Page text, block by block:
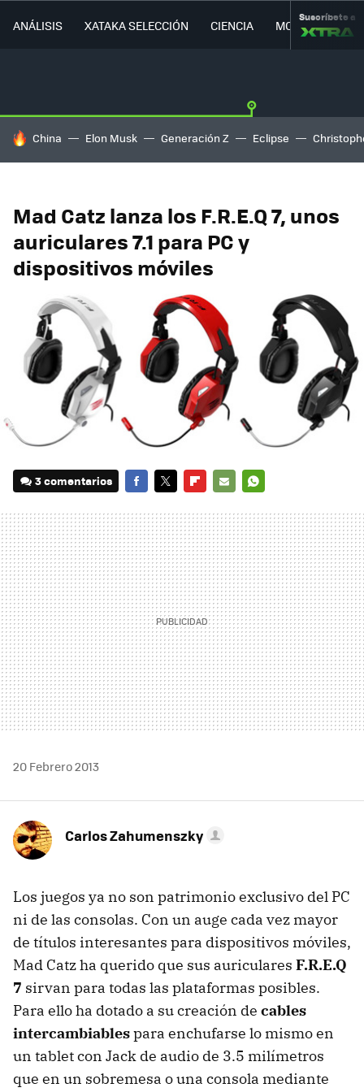
ANÁLISIS XATAKA SELECCIÓN CIENCIA MOVILIDAD
Suscríbete a
HOY SE HABLA DE
China Elon Musk Generación Z Eclipse
Mad Catz lanza los F.R.E.Q 7, unos
auriculares 7.1 para PC y
dispositivos móviles
3 comentarios
MAIL
20 Febrero 2013
Carlos Zahumenszky
Los juegos ya no son patrimonio exclusivo del PC
ni de las consolas. Con un auge cada vez mayor
de títulos interesantes para dispositivos móviles,
Mad Catz ha querido que sus auriculares F.R.E.Q
7 sirvan para todas las plataformas posibles.
Para ello ha dotado a su creación de cables
intercambiablespara enchufarse lo mismo en
un tablet con Jack de audio de 3.5 milímetros
que en un sobremesa o una consola mediante